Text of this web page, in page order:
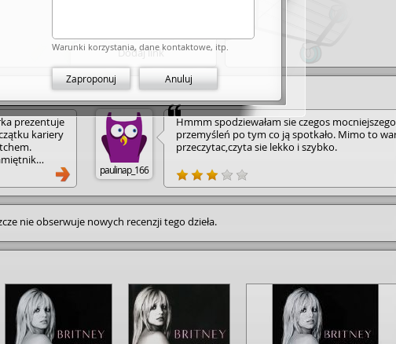
Dodaj link
prezentuje
kariery
paulinap_166
Hmmm spodziewałam sie czegos
przemyśleń po tym co ją spotkało. Mimo to
przeczytac,czyta sie lekko i szybko.
nie obserwuje nowych recenzji tego dzieła.
Warunki korzystania, dane kontaktowe, itp.
Zaproponuj Anuluj